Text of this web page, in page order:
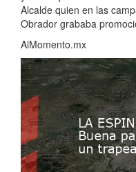
Alcalde quien en las
Obrador grababa
AlMomento.mx